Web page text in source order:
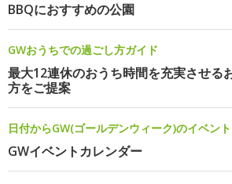
BBQにおすすめの公園
GWおうちでの過ごし方ガイド
最大12連休のおうち時間を充実させる
方をご提案
日付からGW(ゴールデンウィーク)のイベン
GWイベントカレンダー